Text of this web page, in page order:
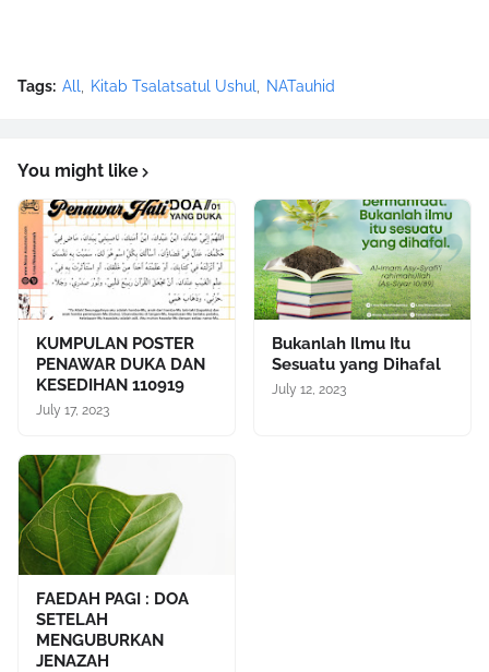
Tags: All Kitab Tsalatsatul Ushul NATauhid
You might like
KUMPULAN POSTER
PENAWAR DUKA DAN
KESEDIHAN 110919
July 17, 2023
Bukanlah Ilmu Itu
Sesuatu yang Dihafal
July 12, 2023
FAEDAH PAGI : DOA
SETELAH
MENGUBURKAN
JENAZAH